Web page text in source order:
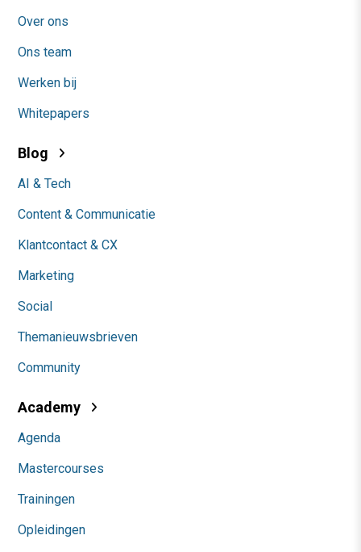
Over ons
Ons team
Werken bij
Whitepapers
Blog
AI & Tech
Content & Communicatie
Klantcontact & CX
Marketing
Social
Themanieuwsbrieven
Community
Academy
Agenda
Mastercourses
Trainingen
Opleidingen